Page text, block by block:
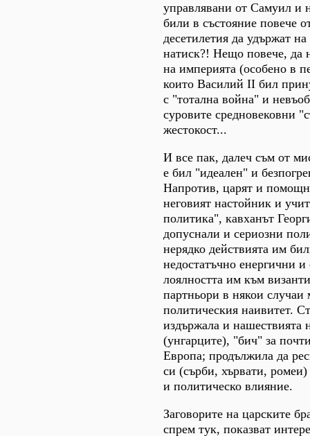
управлявани от Самуил и
били в състояние повече
десетилетия да удържат
натиск?! Нещо повече, да
на империята (особено в
които Василий II бил
с "тотална война" и
суровите средновековни
жестокост...
И все пак, далеч съм от
е бил "идеален" и
Напротив, царят и
неговият настойник и
политика", кавханът
допуснали и сериозни
нерядко действията им
недостатъчно енергични
лоялността им към
партньори в някои случаи
политическия наивитет.
издържала и нашествията
(унгарците), "бич" за
Европа; продължила да
си (сърби, хървати,
и политическо влияние.
Заговорите на царските
спрем тук, показват